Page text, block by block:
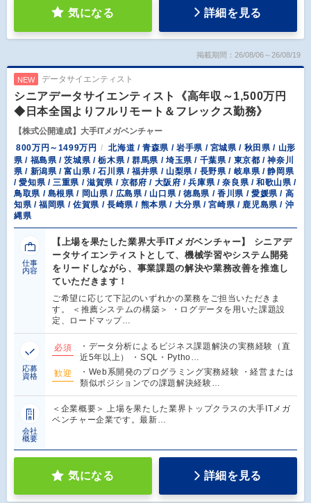
気になる 詳細を見る
掲載期間：26/08/06～26/08/19
NEW データサイエンティスト
シニアデータサイエンティスト《高年収～1,500万円
◆日本全国よりフルリモート＆フレックス勤務》
【株式公開達成】大手ITメガベンチャー
800万円～1499万円
北海道 / 青森県 / 岩手県 / 宮城県 / 秋田県 / 山形
県 / 福島県 / 茨城県 / 栃木県 / 群馬県 / 埼玉県 / 千葉県 / 東京都 / 神奈川
県 / 新潟県 / 富山県 / 石川県 / 福井県 / 山梨県 / 長野県 / 岐阜県 / 静岡県
/ 愛知県 / 三重県 / 滋賀県 / 京都府 / 大阪府 / 兵庫県 / 奈良県 / 和歌山県 /
鳥取県 / 島根県 / 岡山県 / 広島県 / 山口県 / 徳島県 / 香川県 / 愛媛県 / 高
知県 / 福岡県 / 佐賀県 / 長崎県 / 熊本県 / 大分県 / 宮崎県 / 鹿児島県 / 沖
縄県
仕事
内容
【上場を果たした業界大手ITメガベンチャー】 シニアデ
ータサイエンティストとして、機械学習やシステム開発
をリードしながら、事業課題の解決や業務改善を推進し
ていただきます！
ご希望に応じて下記のいずれかの業務をご担当いただきま
す。 ＜推薦システムの構築＞ ・ログデータを用いた課題設
定、ロードマップ…
応募
資格
必須
・データ分析によるビジネス課題解決の実務経験（直
近5年以上） ・SQL・Pytho…
歓迎
・Web系開発のプログラミング実務経験 ・経営または
類似ポジションでの課題解決経験…
会社
概要
＜企業概要＞ 上場を果たした業界トップクラスの大手ITメガ
ベンチャー企業です。最新…
気になる 詳細を見る